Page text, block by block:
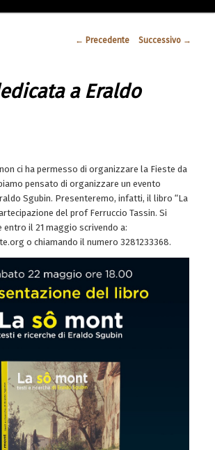
Navigazione articolo
← Precedente Successivo →
a Eraldo
ci ha permesso di organizzare la Fieste da
pensato di organizzare un evento
Sgubin. Presenteremo, infatti, il libro “La
del prof Ferruccio Tassin. Si
entro il 21 maggio scrivendo a:
o chiamando il numero 3281233368.